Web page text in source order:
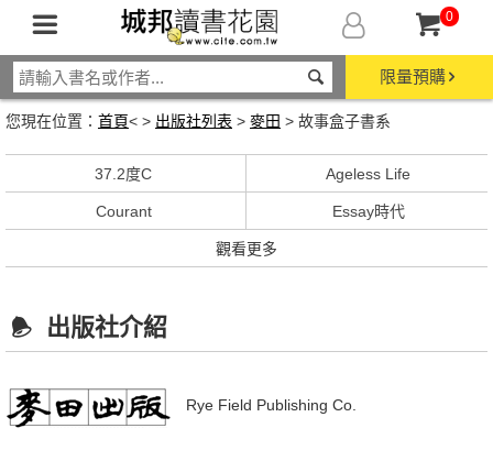
0
限量預購
您現在位置： 首頁< > 出版社列表 > 麥田 > 故事盒子書系
37.2度C Ageless Life
Courant Essay時代
觀看更多
出版社介紹
Rye Field Publishing Co.